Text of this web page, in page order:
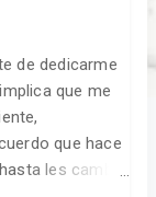
de dedicarme
que me
que hace
les cambié